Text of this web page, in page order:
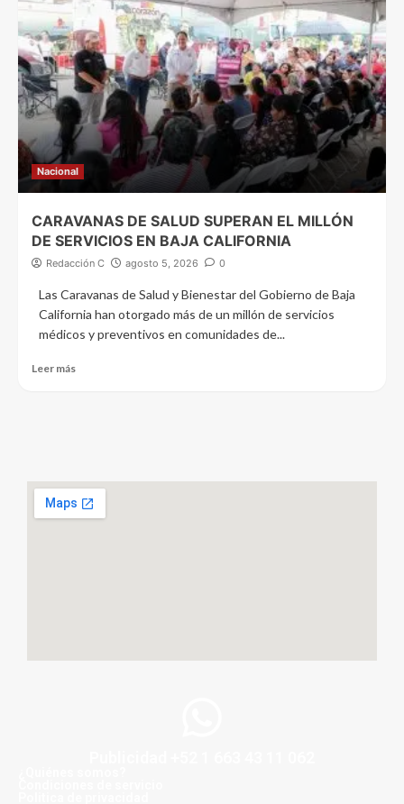
Nacional
CARAVANAS DE SALUD SUPERAN EL MILLÓN
DE SERVICIOS EN BAJA CALIFORNIA
Redacción C agosto 5, 2026 0
Las Caravanas de Salud y Bienestar del Gobierno de Baja
California han otorgado más de un millón de servicios
médicos y preventivos en comunidades de...
Leer más